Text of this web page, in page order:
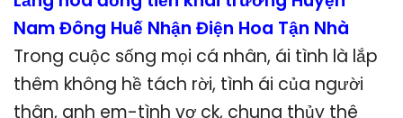
Nam Đông Huế Nhận Điện Hoa Tận Nhà
Trong cuộc sống mọi cá nhân, ái tình là lắp
thêm không hề tách rời, tình ái của người
thân, anh em-tình vợ ck, chung thủy thê